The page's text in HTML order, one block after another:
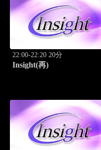
22:00-22:20 20分
Insight(再)